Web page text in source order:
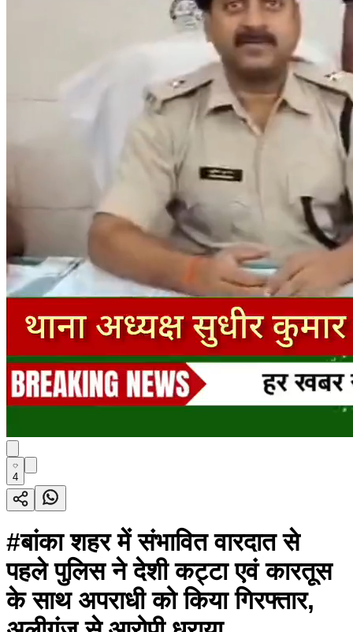
4
#बांका शहर में संभावित वारदात से
पहले पुलिस ने देशी कट्टा एवं कारतूस
के साथ अपराधी को किया गिरफ्तार,